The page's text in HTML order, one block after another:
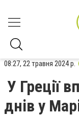
08:27, 22 травня 2024 р.
У Греції
днів у